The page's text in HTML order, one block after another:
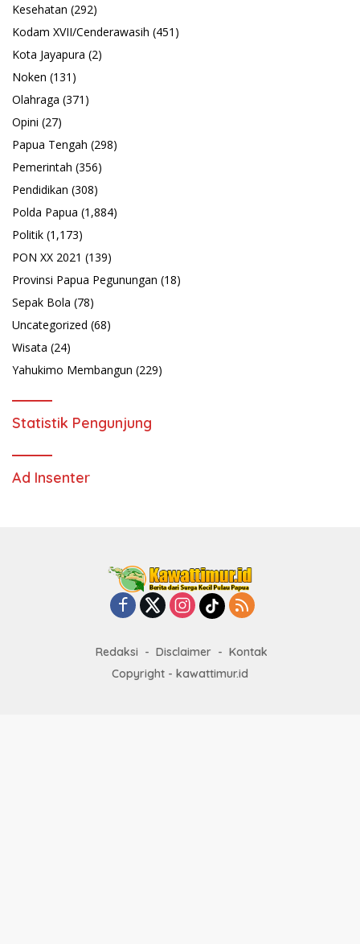
Kesehatan (292)
Kodam XVII/Cenderawasih (451)
Kota Jayapura (2)
Noken (131)
Olahraga (371)
Opini (27)
Papua Tengah (298)
Pemerintah (356)
Pendidikan (308)
Polda Papua (1,884)
Politik (1,173)
PON XX 2021 (139)
Provinsi Papua Pegunungan (18)
Sepak Bola (78)
Uncategorized (68)
Wisata (24)
Yahukimo Membangun (229)
Statistik Pengunjung
Ad Insenter
Redaksi Disclaimer
Kontak
Copyright - kawattimur.id